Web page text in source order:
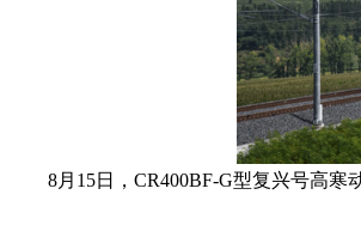
8月15日，CR400BF-G型复兴号高寒